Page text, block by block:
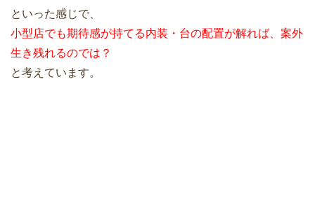
といった感じで、
小型店でも期待感が持てる内装・台の配置が解れば、案外
生き残れるのでは？
と考えています。